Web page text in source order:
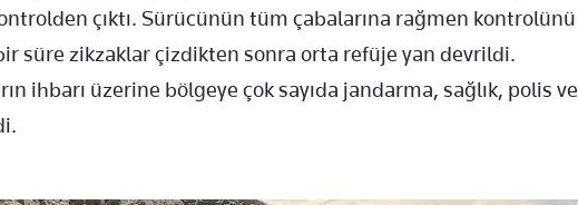
çıktı. Sürücünün tüm çabalarına rağmen kontrolünü
süre zikzaklar çizdikten sonra orta refüje yan devrildi.
ihbarı üzerine bölgeye çok sayıda jandarma, sağlık, polis ve